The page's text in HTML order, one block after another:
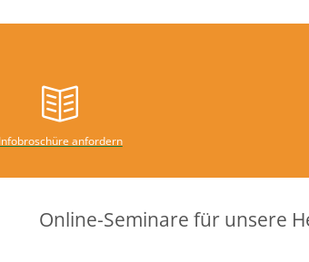
Infobroschüre anfordern
Online-Seminare für unsere